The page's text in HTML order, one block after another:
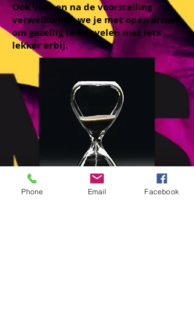
Ook voor en na de voorstelling
verwelkomen we je met open armen
om gezellig te keuvelen met iets
lekker erbij.
Phone Email Facebook